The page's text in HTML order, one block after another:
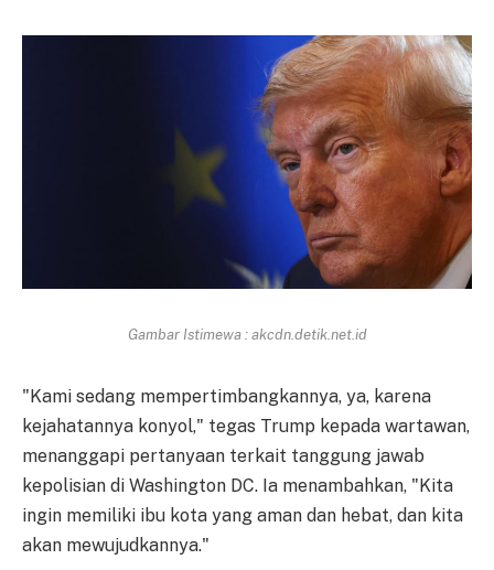
Gambar Istimewa : akcdn.detik.net.id
"Kami sedang mempertimbangkannya, ya, karena
kejahatannya konyol," tegas Trump kepada wartawan,
menanggapi pertanyaan terkait tanggung jawab
kepolisian di Washington DC. Ia menambahkan, "Kita
ingin memiliki ibu kota yang aman dan hebat, dan kita
akan mewujudkannya."